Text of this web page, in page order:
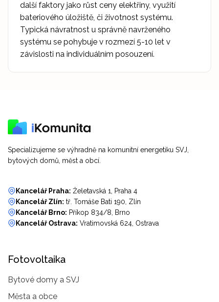
další faktory jako růst ceny elektřiny, využití
bateriového úložiště, či životnost systému.
Typická návratnost u správně navrženého
systému se pohybuje v rozmezí 5-10 let v
závislosti na individuálním posouzení.
Specializujeme se výhradně na komunitní energetiku SVJ,
bytových domů, měst a obcí.
Kancelář Praha: Želetavská 1, Praha 4
Kancelář Zlín: tř. Tomáše Bati 190, Zlín
Kancelář Brno: Příkop 834/8, Brno
Kancelář Ostrava: Vratimovská 624, Ostrava
Fotovoltaika
Bytové domy a SVJ
Města a obce